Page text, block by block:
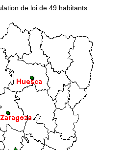
de loi de 49 habitants